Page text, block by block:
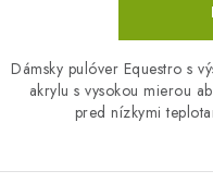
Dámsky pulóver Equestro s
akrylu s vysokou mierou
pred nízkymi